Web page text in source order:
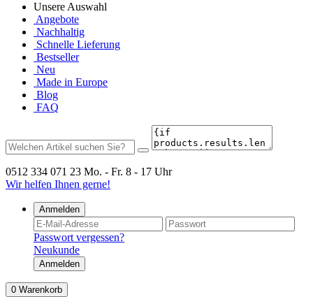
Unsere Auswahl
Angebote
Nachhaltig
Schnelle Lieferung
Bestseller
Neu
Made in Europe
Blog
FAQ
0512 334 071 23 Mo. - Fr. 8 - 17 Uhr
Wir helfen Ihnen gerne!
Anmelden
Passwort vergessen?
Neukunde
Anmelden
0 Warenkorb